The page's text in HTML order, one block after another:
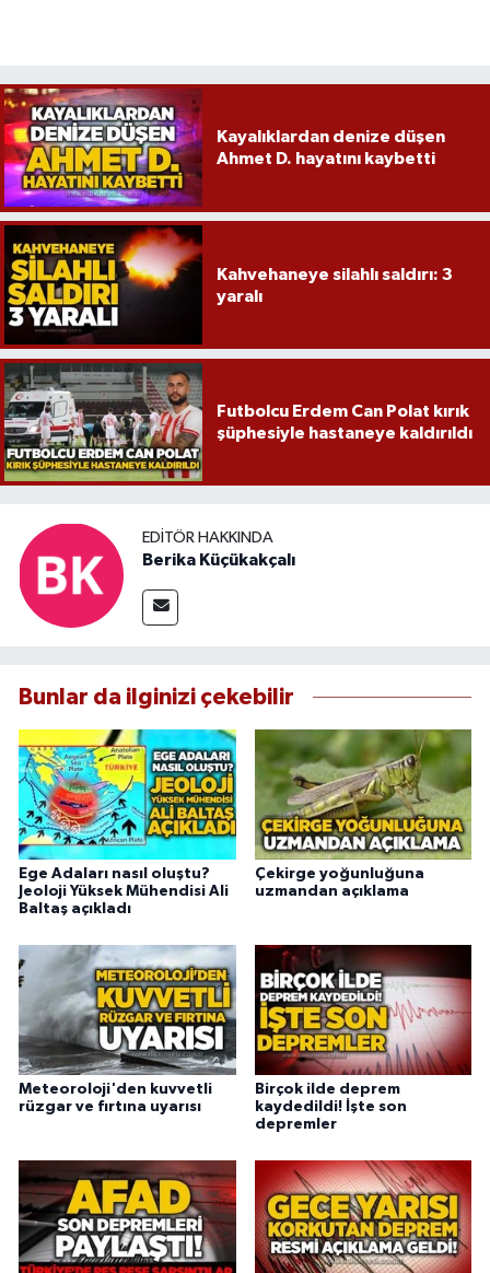
Kayalıklardan denize düşen
Ahmet D. hayatını kaybetti
Kahvehaneye silahlı saldırı: 3
yaralı
Futbolcu Erdem Can Polat kırık
şüphesiyle hastaneye kaldırıldı
EDITÖR HAKKINDA
Berika Küçükakçalı
Bunlar da ilginizi çekebilir
Ege Adaları nasıl oluştu?
Jeoloji Yüksek Mühendisi Ali
Baltaş açıkladı
Çekirge yoğunluğuna
uzmandan açıklama
Meteoroloji'den kuvvetli
rüzgar ve fırtına uyarısı
Birçok ilde deprem
kaydedildi! İşte son
depremler
Yaşam